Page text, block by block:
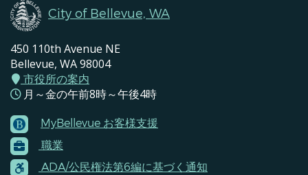
City of Bellevue, WA
450 110th Avenue NE
Bellevue, WA 98004
市役所の案内
月～金の午前8時～午後4時
Footer
Menu
Contacts
MyBellevue お客様支援
職業
ADA/公民権法第6編に基づく通知